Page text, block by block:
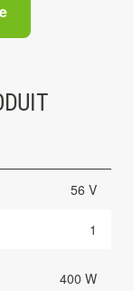
56 V
1
400 W